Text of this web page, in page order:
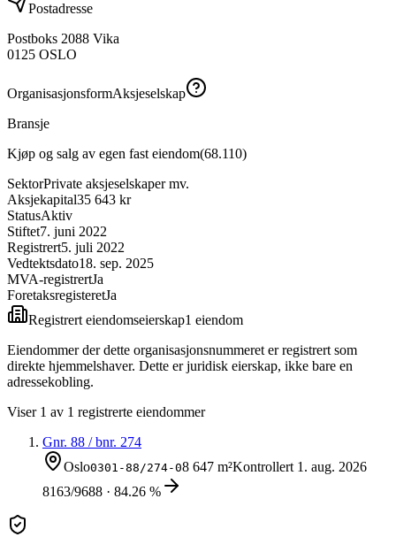
Postadresse
Postboks 2088 Vika
0125 OSLO
OrganisasjonsformAksjeselskap
Bransje
Kjøp og salg av egen fast eiendom(68.110)
SektorPrivate aksjeselskaper mv.
Aksjekapital35 643 kr
StatusAktiv
Stiftet7. juni 2022
Registrert5. juli 2022
Vedtektsdato18. sep. 2025
MVA-registrertJa
ForetaksregisteretJa
Registrert eiendomseierskap1 eiendom
Eiendommer der dette organisasjonsnummeret er registrert som
direkte hjemmelshaver. Dette er juridisk eierskap, ikke bare en
adressekobling.
Viser 1 av 1 registrerte eiendommer
Gnr. 88 / bnr. 274
Oslo0301-88/274-08 647 m²Kontrollert 1. aug. 2026
8163/9688 · 84.26 %